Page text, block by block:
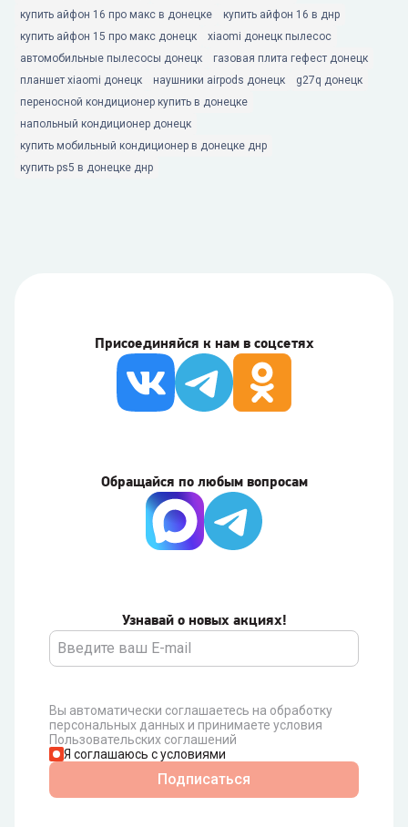
купить айфон 16 про макс в донецке
купить айфон 16 в днр
купить айфон 15 про макс донецк
xiaomi донецк пылесос
автомобильные пылесосы донецк
газовая плита гефест донецк
планшет xiaomi донецк
наушники airpods донецк
g27q донецк
переносной кондиционер купить в донецке
напольный кондиционер донецк
купить мобильный кондиционер в донецке днр
купить ps5 в донецке днр
Присоединяйся к нам в соцсетях
Узнавай о новых акциях!
Вы автоматически соглашаетесь на обработку
персональных данных и принимаете условия
Пользовательских соглашений
Я соглашаюсь с условиями
Подписаться
Обращайся по любым вопросам